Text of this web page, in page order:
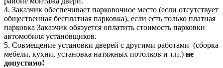
4. Заказчик обеспечивает парковочное место (если отсутствует
общественная бесплатная парковка), если есть только платная
парковка Заказчик обязуется оплатить стоимость парковки
автомобиля установщиков.
5. Совмещение установки дверей с другими работами (сборка
мебели, кухни, установка натяжных потолков и т.п.) не
допустимо!